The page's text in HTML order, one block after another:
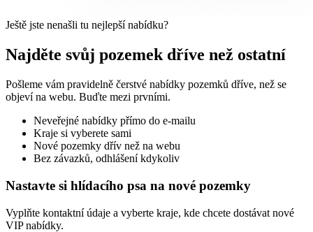
Ještě jste nenašli tu nejlepší nabídku?
Najděte svůj pozemek dříve než ostatní
Pošleme vám pravidelně čerstvé nabídky pozemků dříve, než se
objeví na webu. Buďte mezi prvními.
Neveřejné nabídky přímo do e-mailu
Kraje si vyberete sami
Nové pozemky dřív než na webu
Bez závazků, odhlášení kdykoliv
Nastavte si hlídacího psa na nové pozemky
Vyplňte kontaktní údaje a vyberte kraje, kde chcete dostávat nové
VIP nabídky.